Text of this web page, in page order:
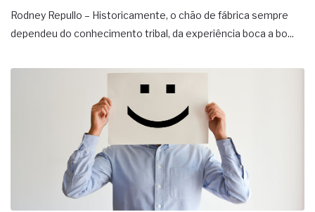
Rodney Repullo – Historicamente, o chão de fábrica sempre
dependeu do conhecimento tribal, da experiência boca a bo...